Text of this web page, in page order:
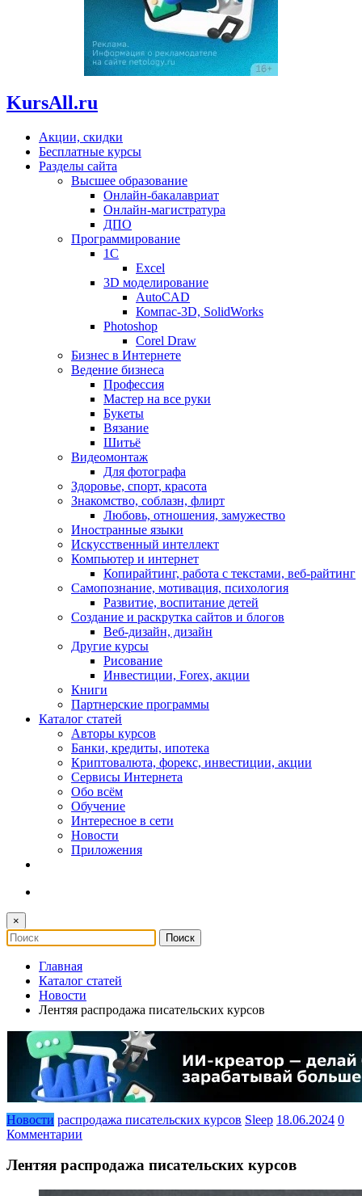
KursAll.ru
Акции, скидки
Бесплатные курсы
Разделы сайта
Высшее образование
Онлайн-бакалавриат
Онлайн-магистратура
ДПО
Программирование
1С
Excel
3D моделирование
AutoCAD
Компас-3D, SolidWorks
Photoshop
Corel Draw
Бизнес в Интернете
Ведение бизнеса
Профессия
Мастер на все руки
Букеты
Вязание
Шитьё
Видеомонтаж
Для фотографа
Здоровье, спорт, красота
Знакомство, соблазн, флирт
Любовь, отношения, замужество
Иностранные языки
Искусственный интеллект
Компьютер и интернет
Копирайтинг, работа с текстами, веб-райтинг
Самопознание, мотивация, психология
Развитие, воспитание детей
Создание и раскрутка сайтов и блогов
Веб-дизайн, дизайн
Другие курсы
Рисование
Инвестиции, Forex, акции
Книги
Партнерские программы
Каталог статей
Авторы курсов
Банки, кредиты, ипотека
Криптовалюта, форекс, инвестиции, акции
Сервисы Интернета
Обо всём
Обучение
Интересное в сети
Новости
Приложения
×
Главная
Каталог статей
Новости
Лентяя распродажа писательских курсов
Новости распродажа писательских курсов Sleep 18.06.2024 0
Комментарии
Лентяя распродажа писательских курсов